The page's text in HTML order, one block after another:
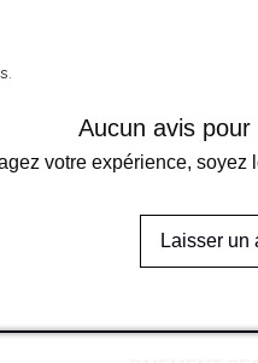
Aucun avis
votre expérience, soyez
Laisser un